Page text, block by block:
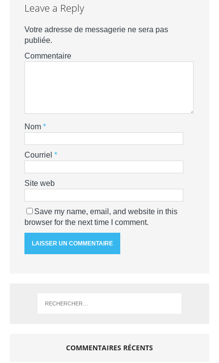
Leave a Reply
Votre adresse de messagerie ne sera pas
publiée.
Commentaire
Nom *
Courriel *
Site web
Save my name, email, and website in this
browser for the next time I comment.
COMMENTAIRES RÉCENTS